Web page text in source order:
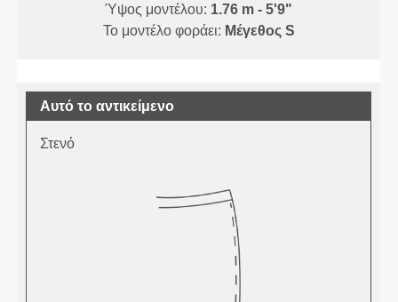
Ύψος μοντέλου: 1.76 m - 5'9"
Το μοντέλο φοράει: Μέγεθος S
Αυτό το αντικείμενο
Στενό